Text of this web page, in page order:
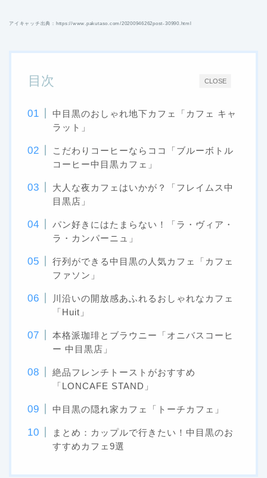
アイキャッチ出典：https://www.pakutaso.com/20200946262post-30990.html
CLOSE
目次
中目黒のおしゃれ地下カフェ「カフェ キャ
ラット」
こだわりコーヒーならココ「ブルーボトル
コーヒー中目黒カフェ」
大人な夜カフェはいかが？「フレイムス中
目黒店」
パン好きにはたまらない！「ラ・ヴィア・
ラ・カンパーニュ」
行列ができる中目黒の人気カフェ「カフェ
ファソン」
川沿いの開放感あふれるおしゃれなカフェ
「Huit」
本格派珈琲とブラウニー「オニバスコーヒ
ー 中目黒店」
絶品フレンチトーストがおすすめ
「LONCAFE STAND」
中目黒の隠れ家カフェ「トーチカフェ」
まとめ：カップルで行きたい！中目黒のお
すすめカフェ9選